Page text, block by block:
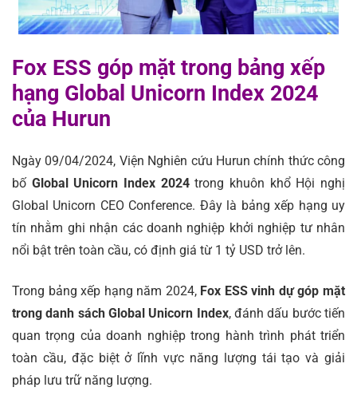
Fox ESS góp mặt trong bảng xếp
hạng Global Unicorn Index 2024
của Hurun
Ngày 09/04/2024, Viện Nghiên cứu Hurun chính thức công
bố Global Unicorn Index 2024trong khuôn khổ Hội nghị
Global Unicorn CEO Conference. Đây là bảng xếp hạng uy
tín nhằm ghi nhận các doanh nghiệp khởi nghiệp tư nhân
nổi bật trên toàn cầu, có định giá từ 1 tỷ USD trở lên.
Trong bảng xếp hạng năm 2024, Fox ESS vinh dự góp mặt
trong danh sách Global Unicorn Index, đánh dấu bước tiến
quan trọng của doanh nghiệp trong hành trình phát triển
toàn cầu, đặc biệt ở lĩnh vực năng lượng tái tạo và giải
pháp lưu trữ năng lượng.